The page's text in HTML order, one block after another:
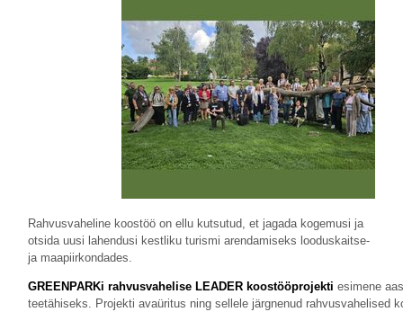
Rahvusvaheline koostöö on ellu kutsutud, et jagada kogemusi ja
otsida uusi lahendusi kestliku turismi arendamiseks looduskaitse-
ja maapiirkondades.
GREENPARKi rahvusvahelise LEADER koostööprojekti esimene
teetähiseks. Projekti avaüritus ning sellele järgnenud rahvusvahelised